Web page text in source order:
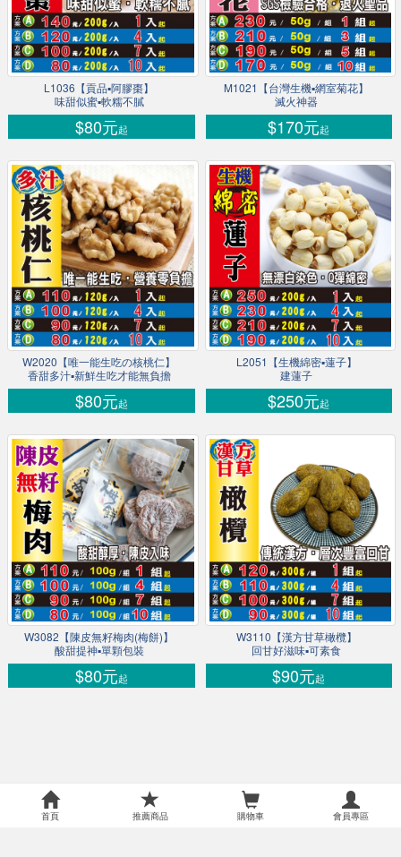
L1036【貢品▪阿膠棗】
味甜似蜜▪軟糯不膩
$80元起
M1021【台灣生機▪網室菊花】
滅火神器
$170元起
W2020【唯一能生吃の核桃仁】
香甜多汁▪新鮮生吃才能無負擔
$80元起
L2051【生機綿密▪蓮子】
建蓮子
$250元起
W3082【陳皮無籽梅肉(梅餅)】
酸甜提神▪單顆包裝
$80元起
W3110【漢方甘草橄欖】
回甘好滋味▪可素食
$90元起
首頁 推薦商品 購物車 會員專區